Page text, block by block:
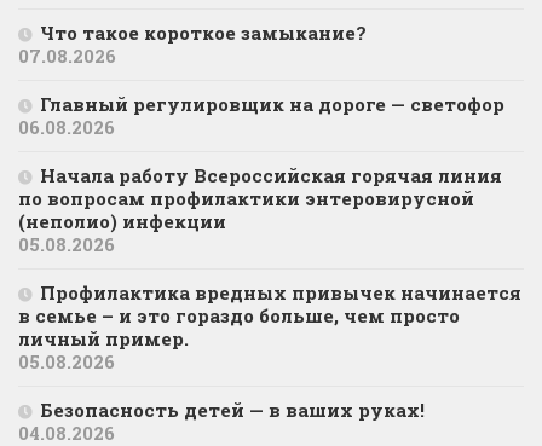
Что такое короткое замыкание?
07.08.2026
Главный регулировщик на дороге — светофор
06.08.2026
Начала работу Всероссийская горячая линия
по вопросам профилактики энтеровирусной
(неполио) инфекции
05.08.2026
Профилактика вредных привычек начинается
в семье – и это гораздо больше, чем просто
личный пример.
05.08.2026
Безопасность детей — в ваших руках!
04.08.2026